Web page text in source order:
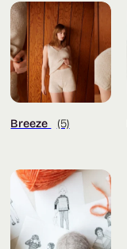
Breeze (5)